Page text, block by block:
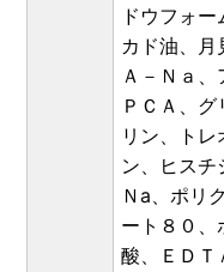
ドウフォ
カド油、月
Ａ－Ｎａ、
ＰＣＡ、
リン、ト
ン、ヒス
Ｎa、ポリ
ート８０、
酸、ＥＤＴ